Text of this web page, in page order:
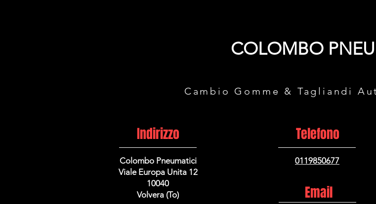
COLOMBO
Cambio Gomme & Tagliandi
Indirizzo
Colombo Pneumatici
Viale Europa Unita 12
10040
Volvera (To)
Telefono
0119850677
Email